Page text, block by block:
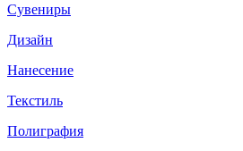
Сувениры
Дизайн
Нанесение
Текстиль
Полиграфия